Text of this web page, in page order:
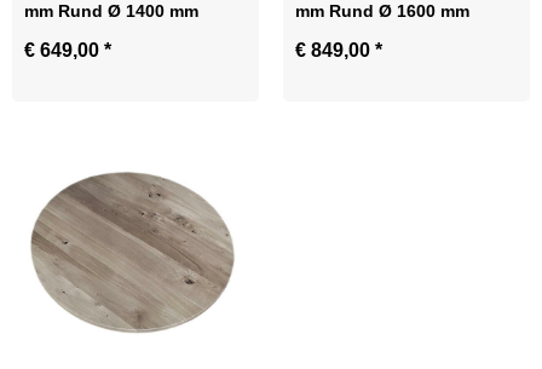
mm Rund Ø 1400 mm
€ 649,00 *
mm Rund Ø 1600 mm
€ 849,00 *